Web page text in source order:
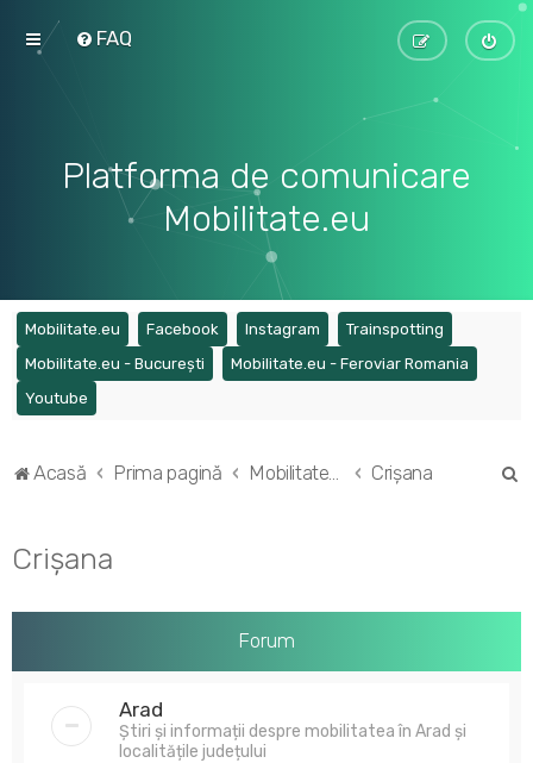
FAQ
Platforma de comunicare
Mobilitate.eu
Mobilitate.eu (Opens a new tab)
Facebook (Opens a new tab)
Instagram (Opens a new tab)
Trainspotting
Mobilitate.eu - București (Opens a new tab)
Mobilitate.eu - Feroviar Romania
Youtube
Acasă Prima pagină Mobilitatea în regiunile din România Crișana
e
Crișana
Forum
Arad
Știri și informații despre mobilitatea în Arad și
localitățile județului